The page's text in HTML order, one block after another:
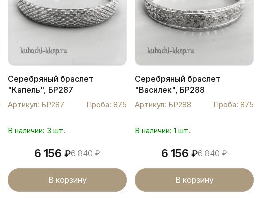
Серебряный браслет
"Капель", БР287
Артикул: БР287 Проба: 875
В наличии: 3 шт.
6 156 ₽6 840₽
В корзину
Серебряный браслет
"Василек", БР288
Артикул: БР288 Проба: 875
В наличии: 1 шт.
6 156 ₽6 840₽
В корзину